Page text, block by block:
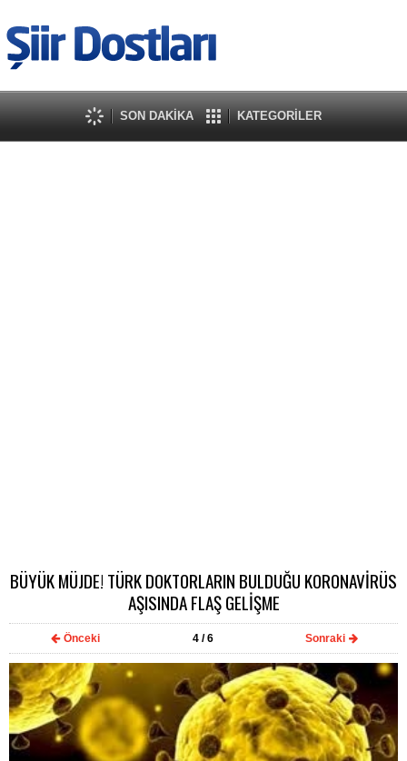
SON DAKİKA KATEGORİLER
BÜYÜK MÜJDE! TÜRK DOKTORLARIN BULDUĞU KORONAVİRÜS
AŞISINDA FLAŞ GELİŞME
Önceki 4 / 6 Sonraki